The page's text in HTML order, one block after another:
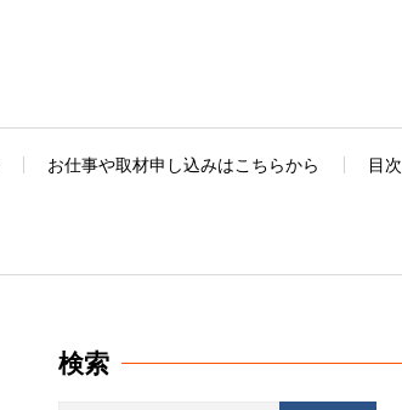
お仕事や取材申し込みはこちらから 目次
検索